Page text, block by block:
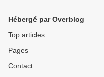
Hébergé par Overblog
Top articles
Pages
Contact